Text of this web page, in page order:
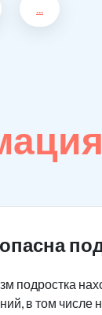
...
подростка
в том числе